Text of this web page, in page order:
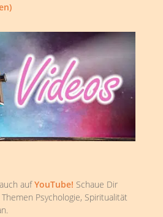
aufYouTube! Schaue Dir
Psychologie, Spiritualität